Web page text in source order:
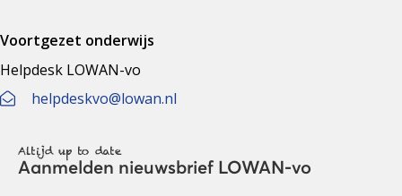
Voortgezet onderwijs
Helpdesk LOWAN-vo
helpdeskvo@lowan.nl
Altijd up to date
Aanmelden nieuwsbrief LOWAN-vo